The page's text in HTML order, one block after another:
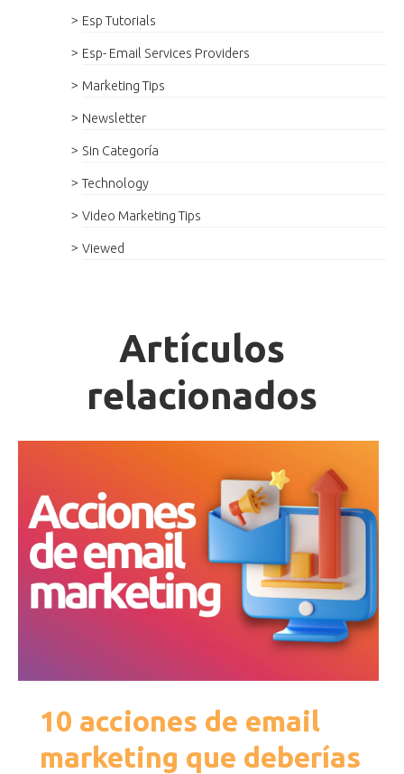
Esp Tutorials
Esp- Email Services Providers
Marketing Tips
Newsletter
Sin Categoría
Technology
Video Marketing Tips
Viewed
Artículos
relacionados
10 acciones de email
marketing que deberías